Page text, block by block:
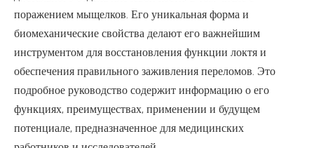
поражением мыщелков. Его уникальная форма и
биомеханические свойства делают его важнейшим
инструментом для восстановления функции локтя и
обеспечения правильного заживления переломов. Это
подробное руководство содержит информацию о его
функциях, преимуществах, применении и будущем
потенциале, предназначенное для медицинских